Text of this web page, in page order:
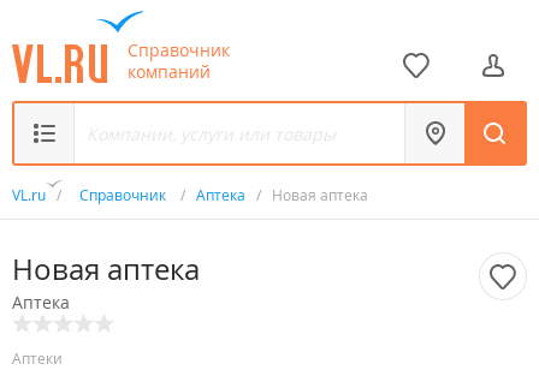
Справочник
компаний
VL.ru / Справочник / Аптека / Новая аптека
Новая аптека
Аптека
Аптеки